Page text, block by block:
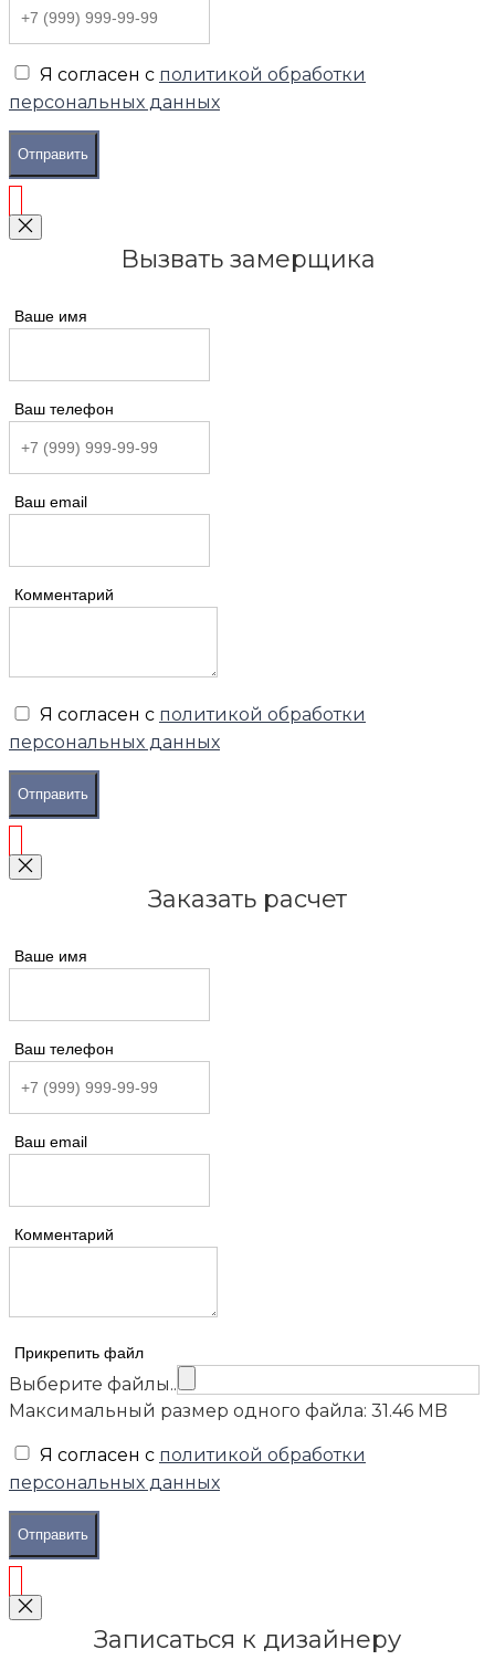
Я согласен с политикой обработки
персональных данных
Отправить
Вызвать замерщика
Ваше имя
Ваш телефон
Ваш email
Комментарий
Я согласен с политикой обработки
персональных данных
Отправить
Заказать расчет
Ваше имя
Ваш телефон
Ваш email
Комментарий
Прикрепить файл
Выберите файлы..
Максимальный размер одного файла: 31.46 MB
Я согласен с политикой обработки
персональных данных
Отправить
Записаться к дизайнеру